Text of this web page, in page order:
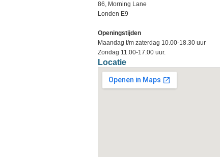
86, Morning Lane
Londen E9
Openingstijden
Maandag t/m zaterdag 10.00-18.30 uur
Zondag 11.00-17.00 uur.
Locatie